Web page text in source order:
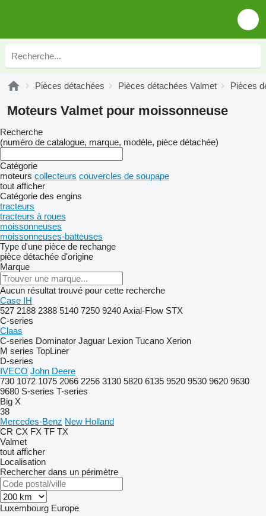
Pièces détachées Pièces détachées Valmet Pièces
Moteurs Valmet pour moissonneuse
Recherche
(numéro de catalogue, marque, modèle, pièce détachée)
Catégorie
moteurs collecteurs couvercles de soupape
tout afficher
Catégorie des engins
tracteurs
tracteurs à roues
moissonneuses
moissonneuses-batteuses
Type d'une pièce de rechange
pièce détachée d'origine
Marque
Aucun résultat trouvé pour cette recherche
Case IH
527 2188 2388 5140 7250 9240Axial-Flow STX
C-series
Claas
C-series Dominator Jaguar Lexion Tucano Xerion
M series TopLiner
D-series
IVECO John Deere
730 1072 1075 2066 2256 3130 5820 6135 9520 9530 9620 9630
9680 S-series T-series
Big X
38
Mercedes-Benz New Holland
CR CX FX TF TX
Valmet
tout afficher
Localisation
Rechercher dans un périmètre
Luxembourg Europe